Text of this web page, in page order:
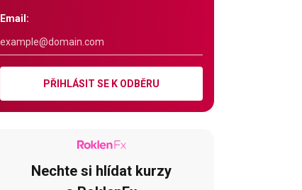
Email:
PŘIHLÁSIT SE K ODBĚRU
Nechte si hlídat kurzy